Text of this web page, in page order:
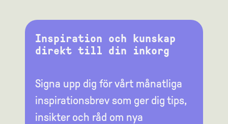
Inspiration och kunskap
direkt till din inkorg
Signa upp dig för vårt månatliga
inspirationsbrev som ger dig tips,
insikter och råd om nya